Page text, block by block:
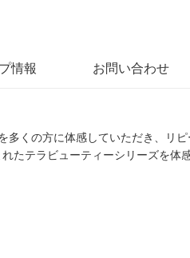
情報 お問い合わせ
くの方に体感していただき、リ
テラビューティーシリーズを体